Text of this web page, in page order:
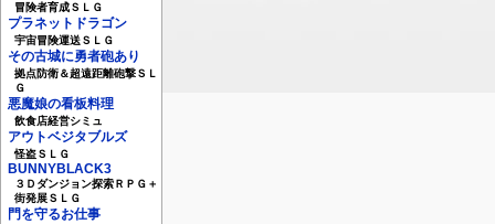
冒険者育成ＳＬＧ
プラネットドラゴン
宇宙冒険運送ＳＬＧ
その古城に勇者砲あり
拠点防衛＆超遠距離砲撃ＳＬ
Ｇ
悪魔娘の看板料理
飲食店経営シミュ
アウトベジタブルズ
怪盗ＳＬＧ
BUNNYBLACK3
３Ｄダンジョン探索ＲＰＧ＋
街発展ＳＬＧ
門を守るお仕事